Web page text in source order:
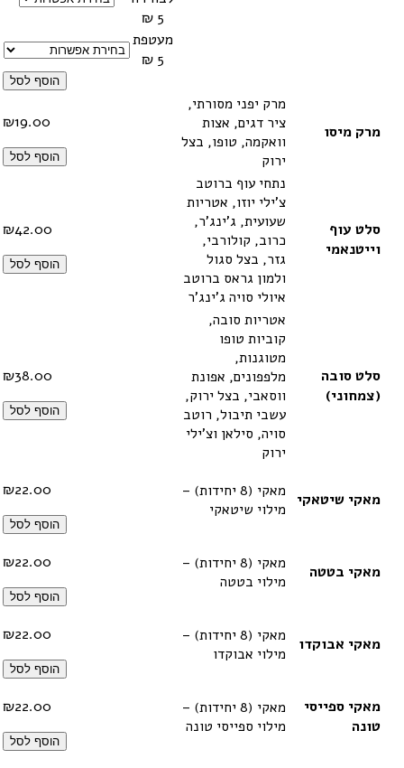
5 ₪
מעטפת
5 ₪
הוסף לסל
מרק מיסו
מרק יפני מסורתי,
ציר דגים, אצות
וואקמה, טופו, בצל
ירוק
₪19.00
הוסף לסל
סלט עוף
וייטנאמי
נתחי עוף ברוטב
צ'ילי יוזו, אטריות
שעועית, ג'ינג'ר,
כרוב, קולורבי,
גזר, בצל סגול
ולמון גראס ברוטב
איולי סויה ג'ינג'ר
₪42.00
הוסף לסל
סלט סובה
(צמחוני)
אטריות סובה,
קוביות טופו
מטוגנות,
מלפפונים, אפונת
ווסאבי, בצל ירוק,
עשבי תיבול, רוטב
סויה, סילאן וצ'ילי
ירוק
₪38.00
הוסף לסל
מאקי שיטאקי
מאקי (8 יחידות) –
מילוי שיטאקי
₪22.00
הוסף לסל
מאקי בטטה
מאקי (8 יחידות) –
מילוי בטטה
₪22.00
הוסף לסל
מאקי אבוקדו
מאקי (8 יחידות) –
מילוי אבוקדו
₪22.00
הוסף לסל
מאקי ספייסי
טונה
מאקי (8 יחידות) –
מילוי ספייסי טונה
₪22.00
הוסף לסל